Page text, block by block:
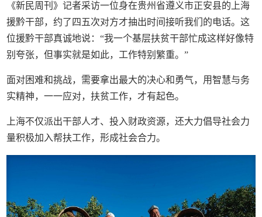
《新民周刊》记者采访一位身在贵州省遵义市正安县的上海
援黔干部，约了四五次对方才抽出时间接听我们的电话。这
位援黔干部真诚地说：“我一个基层扶贫干部忙成这样好像特
别夸张，但事实就是如此，工作特别繁重。”
面对困难和挑战，需要拿出最大的决心和勇气，用智慧与务
实精神，一一应对，扶贫工作，才有起色。
上海不仅派出干部人才、投入财政资源，还大力倡导社会力
量积极加入帮扶工作，形成社会合力。